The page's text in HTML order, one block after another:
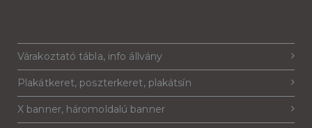
Várakoztató tábla, info állvány
Plakátkeret, poszterkeret, plakátsín
X banner, háromoldalú banner